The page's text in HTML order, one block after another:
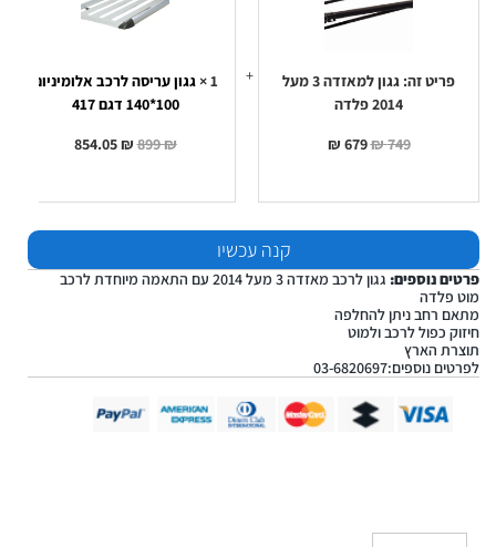
פריט זה:
גגון למאזדה 3 מעל
2014 פלדה
749
₪
679
₪
1
×גגון עריסה לרכב אלומיניום
100*140 דגם 417
899₪
854.05₪
קנה עכשיו
פרטים נוספים: גגון לרכב מאזדה 3 מעל 2014 עם התאמה מיוחדת לרכב
מוט פלדה
מתאם רחב ניתן להחלפה
חיזוק כפול לרכב ולמוט
תוצרת הארץ
לפרטים נוספים:03-6820697